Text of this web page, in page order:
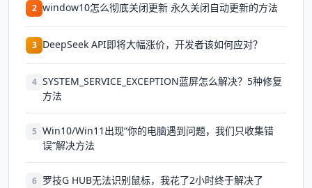
2 window10怎么彻底关闭更新 永久关闭自动更新的方法
3 DeepSeek API即将大幅涨价，开发者该如何应对？
4 SYSTEM_SERVICE_EXCEPTION蓝屏怎么解决？5种修复
方法
5 Win10/Win11出现“你的电脑遇到问题，我们只收集错
误”解决方法
6 罗技G HUB无法识别鼠标，我花了2小时终于解决了